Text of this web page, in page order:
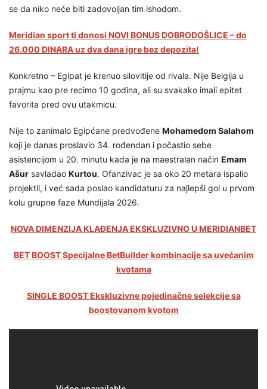
se da niko neće biti zadovoljan tim ishodom.
Meridian sport ti donosi NOVI BONUS DOBRODOŠLICE – do
26.000 DINARA uz dva dana igre bez depozita!
Konkretno – Egipat je krenuo silovitije od rivala. Nije Belgija u
prajmu kao pre recimo 10 godina, ali su svakako imali epitet
favorita pred ovu utakmicu.
Nije to zanimalo Egipćane predvođene Mohamedom Salahom
koji je danas proslavio 34. rođendan i počastio sebe
asistencijom u 20. minutu kada je na maestralan način Emam
Ašur savladao Kurtou. Ofanzivac je sa oko 20 metara ispalio
projektil, i već sada poslao kandidaturu za najlepši gol u prvom
kolu grupne faze Mundijala 2026.
NOVA DIMENZIJA KLAĐENJA EKSKLUZIVNO U MERIDIANBET
BET BOOST Specijalne BetBuilder kombinacije sa uvećanim
kvotama
SINGLE BOOST Ekskluzivne pojedinačne selekcije sa
boostovanom kvotom